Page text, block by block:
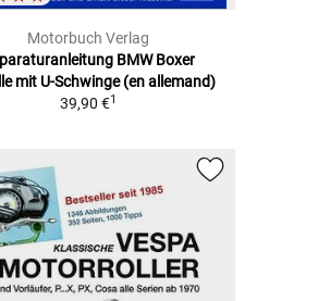
Motorbuch Verlag
BMW Boxer
mit U-Schwinge (en allemand)
39,90 €1